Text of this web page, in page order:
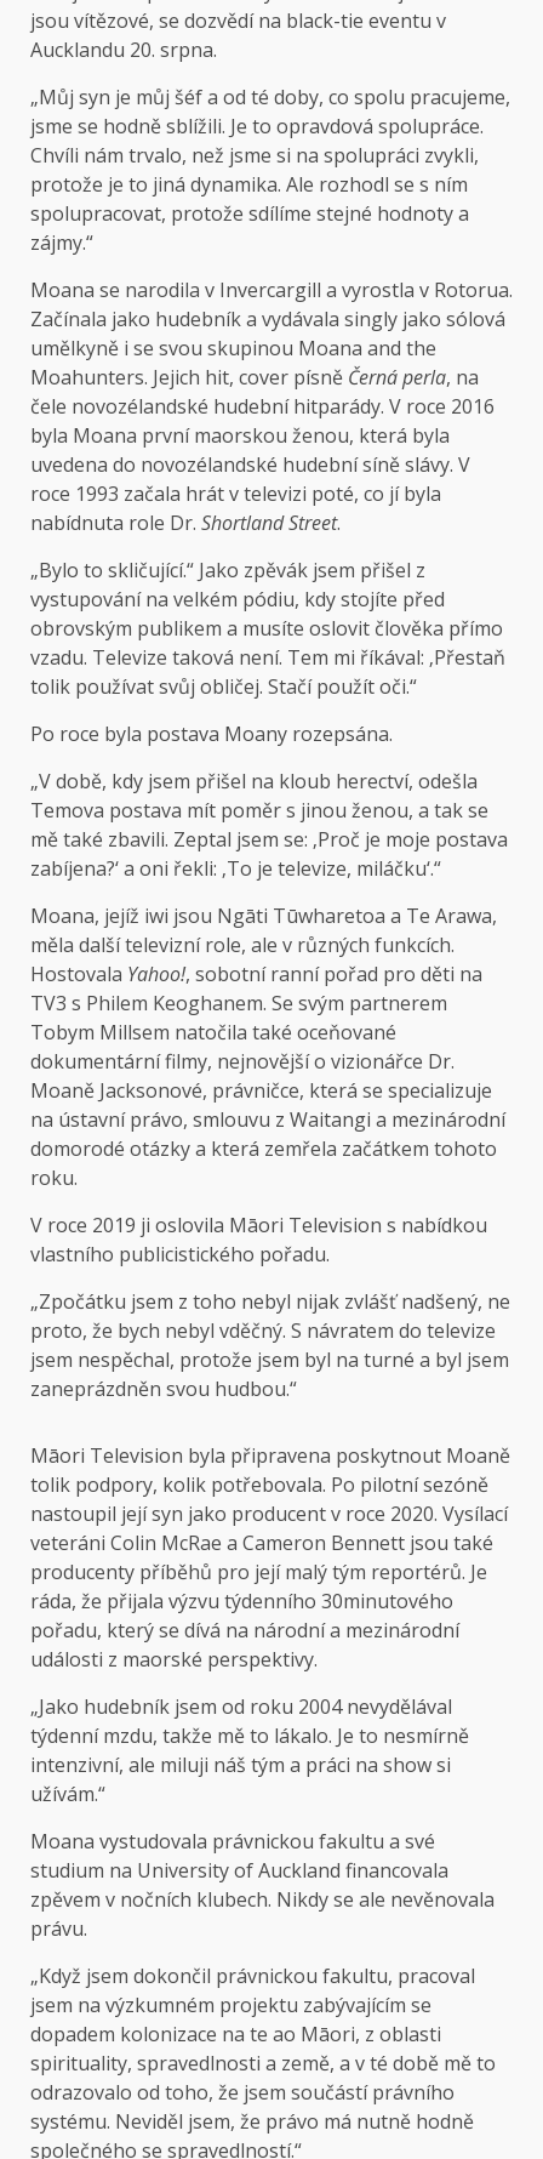
jsou vítězové, se dozvědí na black-tie eventu v
Aucklandu 20. srpna.
„Můj syn je můj šéf a od té doby, co spolu pracujeme,
jsme se hodně sblížili. Je to opravdová spolupráce.
Chvíli nám trvalo, než jsme si na spolupráci zvykli,
protože je to jiná dynamika. Ale rozhodl se s ním
spolupracovat, protože sdílíme stejné hodnoty a
zájmy.“
Moana se narodila v Invercargill a vyrostla v Rotorua.
Začínala jako hudebník a vydávala singly jako sólová
umělkyně i se svou skupinou Moana and the
Moahunters. Jejich hit, cover písně Černá perla, na
čele novozélandské hudební hitparády. V roce 2016
byla Moana první maorskou ženou, která byla
uvedena do novozélandské hudební síně slávy. V
roce 1993 začala hrát v televizi poté, co jí byla
nabídnuta role Dr. Shortland Street.
„Bylo to skličující.“ Jako zpěvák jsem přišel z
vystupování na velkém pódiu, kdy stojíte před
obrovským publikem a musíte oslovit člověka přímo
vzadu. Televize taková není. Tem mi říkával: ‚Přestaň
tolik používat svůj obličej. Stačí použít oči.“
Po roce byla postava Moany rozepsána.
„V době, kdy jsem přišel na kloub herectví, odešla
Temova postava mít poměr s jinou ženou, a tak se
mě také zbavili. Zeptal jsem se: ‚Proč je moje postava
zabíjena?‘ a oni řekli: ‚To je televize, miláčku‘.“
Moana, jejíž iwi jsou Ngāti Tūwharetoa a Te Arawa,
měla další televizní role, ale v různých funkcích.
Hostovala Yahoo!, sobotní ranní pořad pro děti na
TV3 s Philem Keoghanem. Se svým partnerem
Tobym Millsem natočila také oceňované
dokumentární filmy, nejnovější o vizionářce Dr.
Moaně Jacksonové, právničce, která se specializuje
na ústavní právo, smlouvu z Waitangi a mezinárodní
domorodé otázky a která zemřela začátkem tohoto
roku.
V roce 2019 ji oslovila Māori Television s nabídkou
vlastního publicistického pořadu.
„Zpočátku jsem z toho nebyl nijak zvlášť nadšený, ne
proto, že bych nebyl vděčný. S návratem do televize
jsem nespěchal, protože jsem byl na turné a byl jsem
zaneprázdněn svou hudbou.“
Māori Television byla připravena poskytnout Moaně
tolik podpory, kolik potřebovala. Po pilotní sezóně
nastoupil její syn jako producent v roce 2020. Vysílací
veteráni Colin McRae a Cameron Bennett jsou také
producenty příběhů pro její malý tým reportérů. Je
ráda, že přijala výzvu týdenního 30minutového
pořadu, který se dívá na národní a mezinárodní
události z maorské perspektivy.
„Jako hudebník jsem od roku 2004 nevydělával
týdenní mzdu, takže mě to lákalo. Je to nesmírně
intenzivní, ale miluji náš tým a práci na show si
užívám.“
Moana vystudovala právnickou fakultu a své
studium na University of Auckland financovala
zpěvem v nočních klubech. Nikdy se ale nevěnovala
právu.
„Když jsem dokončil právnickou fakultu, pracoval
jsem na výzkumném projektu zabývajícím se
dopadem kolonizace na te ao Māori, z oblasti
spirituality, spravedlnosti a země, a v té době mě to
odrazovalo od toho, že jsem součástí právního
systému. Neviděl jsem, že právo má nutně hodně
společného se spravedlností.“